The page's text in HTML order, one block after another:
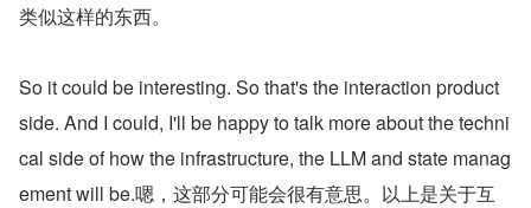
类似这样的东西。
So it could be interesting. So that's the interaction product
side. And I could, I'll be happy to talk more about the techni
cal side of how the infrastructure, the LLM and state manag
ement will be.嗯，这部分可能会很有意思。以上是关于互